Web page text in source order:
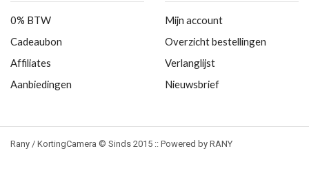
0% BTW
Cadeaubon
Affiliates
Aanbiedingen
Mijn account
Overzicht bestellingen
Verlanglijst
Nieuwsbrief
Rany / KortingCamera © Sinds 2015 :: Powered by RANY